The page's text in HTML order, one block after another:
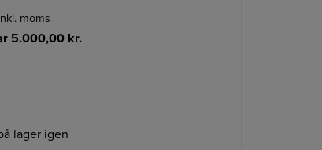
moms
5.000,00 kr.
lager igen